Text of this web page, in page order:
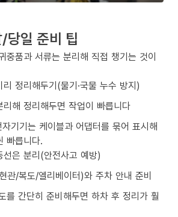
당일 준비 팁
중품과 서류는 분리해 직접 챙기는 것이
정리해두기(물기·국물 누수 방지)
리해 정리해두면 작업이 빠릅니다
기기는 케이블과 어댑터를 묶어 표시해
빠릅니다.
선은 분리(안전사고 예방)
관/복도/엘리베이터)와 주차 안내 준비
를 간단히 준비해두면 하차 후 정리가 훨